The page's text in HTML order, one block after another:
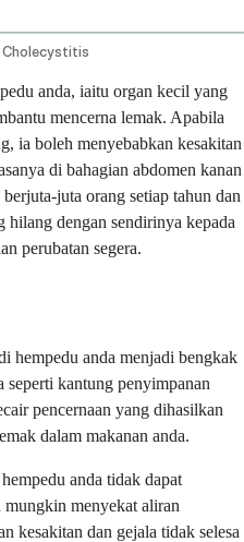
Cholecystitis
anda, iaitu organ kecil yang
mencerna lemak. Apabila
ia boleh menyebabkan kesakitan
di bahagian abdomen kanan
juta orang setiap tahun dan
hilang dengan sendirinya kepada
perubatan segera.
hempedu anda menjadi bengkak
seperti kantung penyimpanan
pencernaan yang dihasilkan
dalam makanan anda.
anda tidak dapat
menyekat aliran
kesakitan dan gejala tidak selesa